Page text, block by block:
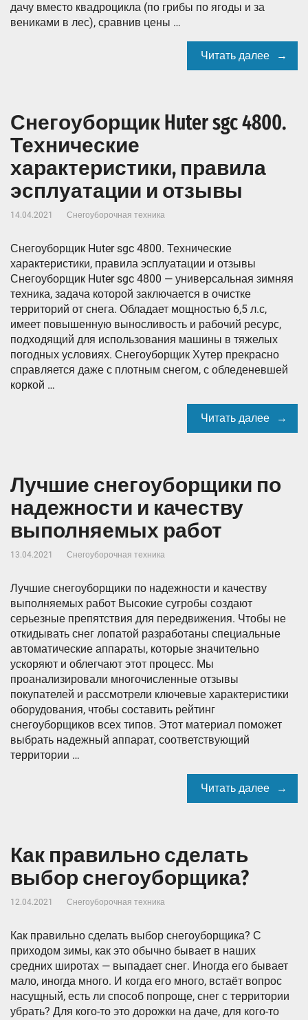
дачу вместо квадроцикла (по грибы по ягоды и за
вениками в лес), сравнив цены …
Читать далее
Снегоуборщик Huter sgc 4800.
Технические
характеристики, правила
эсплуатации и отзывы
14.04.2021 Снегоуборочная техника
Снегоуборщик Huter sgc 4800. Технические
характеристики, правила эсплуатации и отзывы
Снегоуборщик Huter sgc 4800 — универсальная зимняя
техника, задача которой заключается в очистке
территорий от снега. Обладает мощностью 6,5 л.с,
имеет повышенную выносливость и рабочий ресурс,
подходящий для использования машины в тяжелых
погодных условиях. Снегоуборщик Хутер прекрасно
справляется даже с плотным снегом, с обледеневшей
коркой …
Читать далее
Лучшие снегоуборщики по
надежности и качеству
выполняемых работ
13.04.2021 Снегоуборочная техника
Лучшие снегоуборщики по надежности и качеству
выполняемых работ Высокие сугробы создают
серьезные препятствия для передвижения. Чтобы не
откидывать снег лопатой разработаны специальные
автоматические аппараты, которые значительно
ускоряют и облегчают этот процесс. Мы
проанализировали многочисленные отзывы
покупателей и рассмотрели ключевые характеристики
оборудования, чтобы составить рейтинг
снегоуборщиков всех типов. Этот материал поможет
выбрать надежный аппарат, соответствующий
территории …
Читать далее
Как правильно сделать
выбор снегоуборщика?
12.04.2021 Снегоуборочная техника
Как правильно сделать выбор снегоуборщика? С
приходом зимы, как это обычно бывает в наших
средних широтах — выпадает снег. Иногда его бывает
мало, иногда много. И когда его много, встаёт вопрос
насущный, есть ли способ попроще, снег с территории
убрать? Для кого-то это дорожки на даче, для кого-то